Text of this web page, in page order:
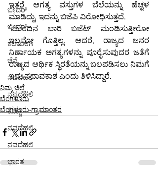
ಬೀದರ್
ಬೀದರ್
ಕಲಬುರಗಿ
ಚೆನ್ನೈ
ನವದೆಹಲಿ
ನವದೆಹಲಿ
ಕೊಚ್ಚಿ
ನವದೆಹಲಿ
ನವದೆಹಲಿ
ಭಾರತ
ಇತರೆ ಆಗತ್ಯ ವಸ್ತುಗಳ ಬೆಲೆಯನ್ನು ಹೆಚ್ಟಳ
ಮಾಡಿದ್ದು, ಇದನ್ನು ಬಿಜೆಪಿ ವಿರೋಧಿಸುತ್ತದೆ.
‘ಮುಂದಿನ ಬಾರಿ ಬಜೆಟ್‌ ಮಂಡಿಸುತ್ತೀರೋ
ಇಲ್ಲವೋ ಗೊತ್ತಿಲ್ಲ. ಆದರೆ, ರಾಜ್ಯದ ಜನರ
ನಿರ್ಣಾಯಕ ಅಗತ್ಯಗಳನ್ನು ಪೂರೈಸುವುದರ ಜತೆಗೆ
ರಾಜ್ಯದ ಆರ್ಥಿಕ ಸ್ಥಿರತೆಯನ್ನು ಬಲಪಡಿಸಲು ನಿಮಗೆ
ಇದು ಸದಾವಕಾಶ ಎಂದು ತಿಳಿಸಿದ್ದಾರೆ.
ನಿಮ್ಮ ಜಿಲ್ಲೆ
ಬೆಂಗಳೂರು
ಬೆಂಗಳೂರು-ಗ್ರಾಮಾಂತರ